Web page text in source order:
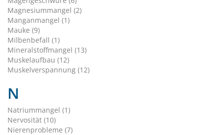
Magnesiummangel (2)
Manganmangel (1)
Mauke (9)
Milbenbefall (1)
Mineralstoffmangel (13)
Muskelaufbau (12)
Muskelverspannung (12)
N
Natriummangel (1)
Nervosität (10)
Nierenprobleme (7)